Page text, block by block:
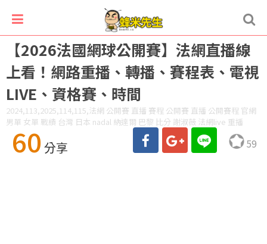
【2026法國網球公開賽】法網直播線
上看！網路重播、轉播、賽程表、電視
LIVE、資格賽、時間
2024,113,2025,114,115,法網 公開賽 直播 賽程 公開賽 直播 公開賽程 官網
男單 女單 戰績 台灣 日本 nadal 納達爾 巴黎 比分 謝淑薇 法網live 重播
60 分享 59